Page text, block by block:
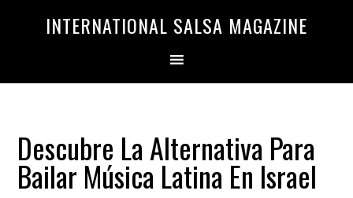
INTERNATIONAL SALSA MAGAZINE
Descubre La Alternativa Para
Bailar Música Latina En Israel